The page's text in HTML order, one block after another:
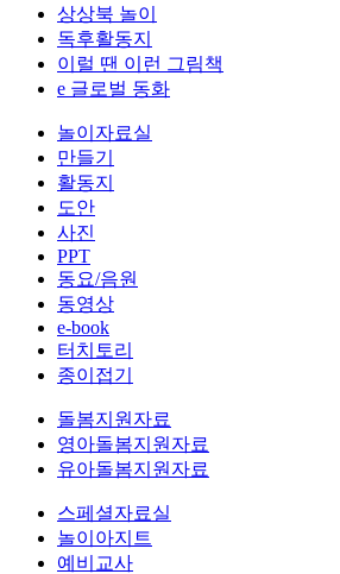
상상북 놀이
독후활동지
이럴 땐 이런 그림책
e 글로벌 동화
놀이자료실
만들기
활동지
도안
사진
PPT
동요/음원
동영상
e-book
터치토리
종이접기
돌봄지원자료
영아돌봄지원자료
유아돌봄지원자료
스페셜자료실
놀이아지트
예비교사